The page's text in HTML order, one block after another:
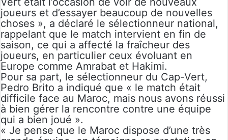
joueurs et d’essayer beaucoup de nouvelles
choses », a déclaré le sélectionneur national,
rappelant que le match intervient en fin de
saison, ce qui a affecté la fraîcheur des
joueurs, en particulier ceux évoluant en
Europe comme Amrabat et Hakimi.
Pour sa part, le sélectionneur du Cap-Vert,
Pedro Brito a indiqué que « le match était
difficile face au Maroc, mais nous avons réussi
à bien gérer la rencontre contre une équipe
qui a bien joué ».
« Je pense que le Maroc dispose d’une très